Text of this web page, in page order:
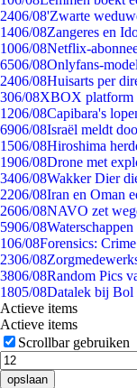
2406/08'Zwarte
1406/08Zangeres en
1006/08Netflix-
6506/08Onlyfans-
2406/08Huisarts per
306/08XBOX platform
1206/08Capibara's
6906/08Israël meldt
1506/08Hiroshima
1906/08Drone met
3406/08Wakker Dier
2206/08Iran en Oman
2606/08NAVO zet
5906/08
106/08Forensics:
2306/08
3806/08Random Pics
1805/08Datalek bij Bol
Actieve items
Actieve items
Scrollbar gebruiken
opslaan